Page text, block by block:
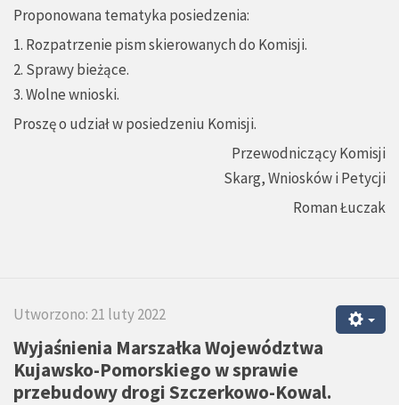
Proponowana tematyka posiedzenia:
1. Rozpatrzenie pism skierowanych do Komisji.
2. Sprawy bieżące.
3. Wolne wnioski.
Proszę o udział w posiedzeniu Komisji.
Przewodniczący Komisji
Skarg, Wniosków i Petycji
Roman Łuczak
Utworzono: 21 luty 2022
Wyjaśnienia Marszałka Województwa
Kujawsko-Pomorskiego w sprawie
przebudowy drogi Szczerkowo-Kowal.